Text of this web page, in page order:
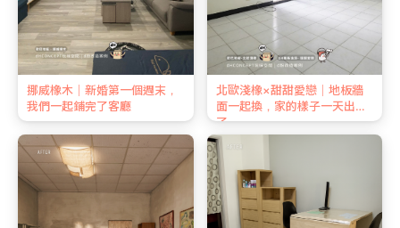
挪威橡木｜新婚第一個週末，
我們一起鋪完了客廳
北歐淺橡×甜甜愛戀｜地板牆
面一起換，家的樣子一天出來
了